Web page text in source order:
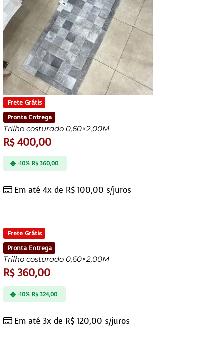
Frete Grátis
Pronta Entrega
Trilho costurado 0,60×2,00M
R$400,00
Em até 4x de R$ 100,00 s/juros
-10% R$360,00
Frete Grátis
Pronta Entrega
Trilho costurado 0,60×2,00M
R$360,00
Em até 3x de R$ 120,00 s/juros
-10% R$324,00